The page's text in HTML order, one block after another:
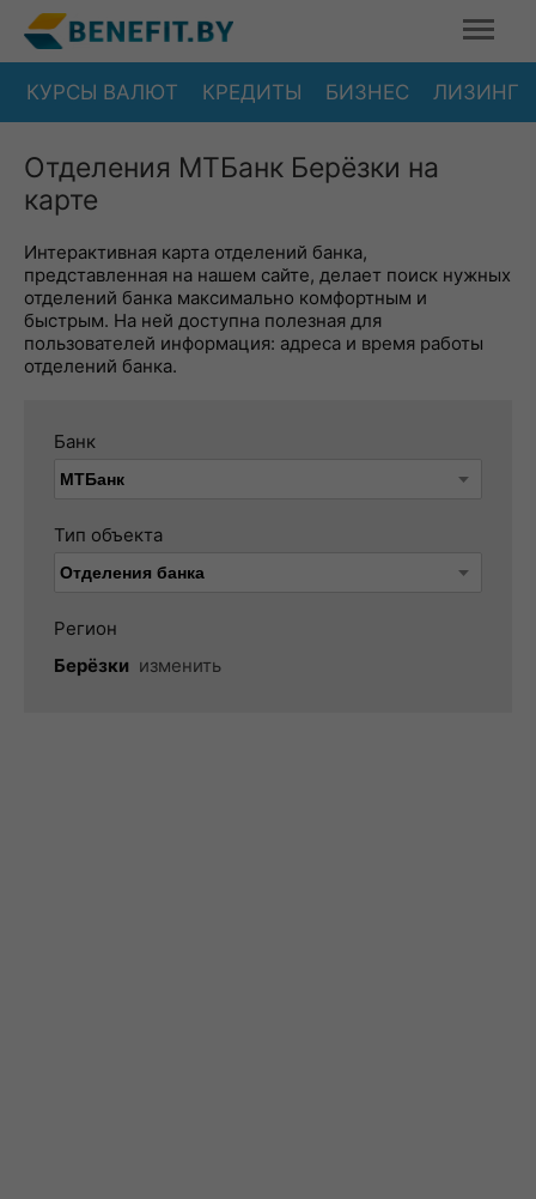
КУРСЫ ВАЛЮТ КРЕДИТЫ БИЗНЕС ЛИЗИНГ
Отделения МТБанк Берёзки на
карте
Интерактивная карта отделений банка,
представленная на нашем сайте, делает поиск нужных
отделений банка максимально комфортным и
быстрым. На ней доступна полезная для
пользователей информация: адреса и время работы
отделений банка.
Банк
Тип объекта
Регион
Берёзки изменить